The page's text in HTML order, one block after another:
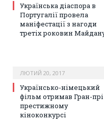
Українська діаспора в
Португалії провела
маніфестації з нагоди
третіх роковин
ЛЮТИЙ 20, 2017
Українсько-німецький
фільм отримав Гран-
престижному
кіноконкурсі